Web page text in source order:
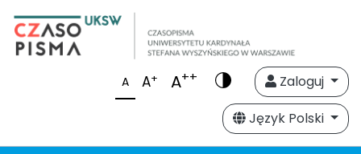
A A+ A++
Zaloguj
Język Polski